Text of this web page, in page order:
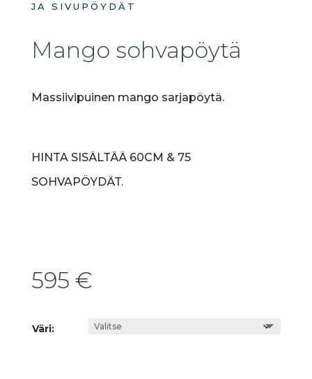
JA SIVUPÖYDÄT
Mango sohvapöytä
Massiivipuinen mango sarjapöytä.
HINTA SISÄLTÄÄ 60CM & 75
SOHVAPÖYDÄT.
595 €
Väri: